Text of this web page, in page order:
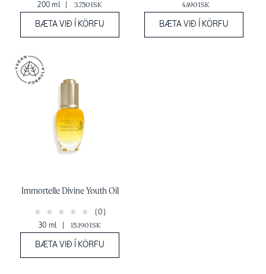
200 ml 3.750 ISK
BÆTA VIÐ Í KÖRFU
4.490 ISK
BÆTA VIÐ Í KÖRFU
Immortelle Divine Youth Oil
(0)
30 ml 15.190 ISK
BÆTA VIÐ Í KÖRFU